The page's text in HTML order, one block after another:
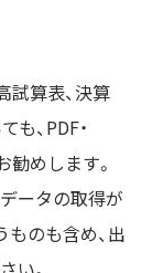
試算表、決算
、PDF・
勧めします。
ータの取得が
のも含め、出